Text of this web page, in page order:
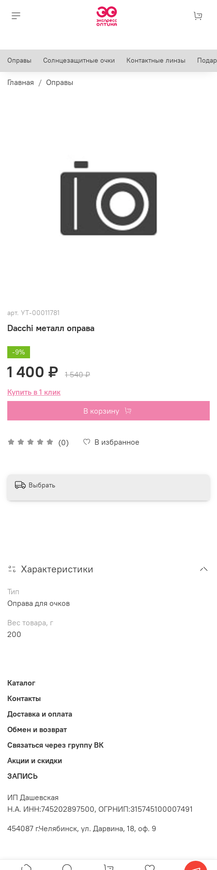
Оправы Солнцезащитные очки Контактные линзы
Главная Оправы
арт. УТ-00011781
Dacchi металл оправа
(0) В избранное
-9%
1 400 ₽
1 540 ₽
Купить в 1 клик
В корзину
Выбрать
Характеристики
Тип
Оправа для очков
Вес товара, г
200
Каталог
Контакты
Доставка и оплата
Обмен и возврат
Связаться через группу ВК
Акции и скидки
ЗАПИСЬ
ИП Дашевская
Н.А. ИНН:745202897500, ОГРНИП:315745100007491
454087 г.Челябинск, ул. Дарвина, 18, оф. 9